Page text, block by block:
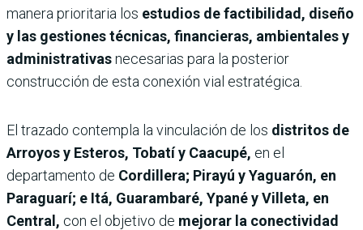
manera prioritaria los estudios de factibilidad, diseño
y las gestiones técnicas, financieras, ambientales y
administrativasnecesarias para la posterior
construcción de esta conexión vial estratégica.
El trazado contempla la vinculación de los distritos de
Arroyos y Esteros, Tobatí y Caacupé, en el
departamento de Cordillera; Pirayú y Yaguarón, en
Paraguarí; e Itá, Guarambaré, Ypané y Villeta, en
Central, con el objetivo de mejorar la conectividad